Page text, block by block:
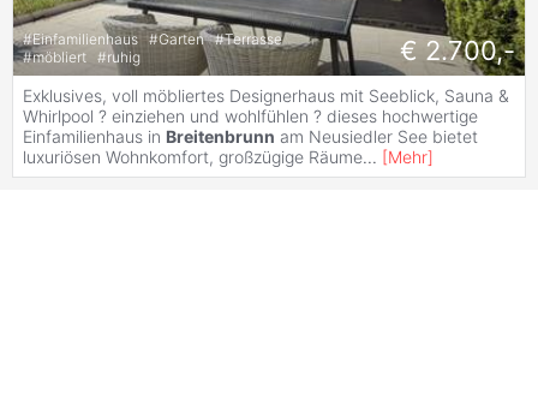
#Einfamilienhaus #Garten #Terrasse
#möbliert #ruhig € 2.700,-
Exklusives, voll möbliertes Designerhaus mit Seeblick, Sauna &
Whirlpool ? einziehen und wohlfühlen ? dieses hochwertige
Einfamilienhaus in Breitenbrunn am Neusiedler See bietet
luxuriösen Wohnkomfort, großzügige Räume... [Mehr]